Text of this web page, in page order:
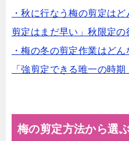
・秋に行なう梅の剪定は
剪定はまだ早い」秋限定の
・梅の冬の剪定作業はど
「強剪定できる唯一の時
梅の剪定方法から選